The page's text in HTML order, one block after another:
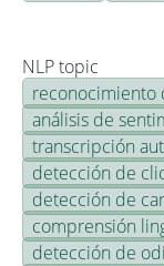
NLP topic
reconocimiento
análisis de
transcripción
detección de
detección de
comprensión
detección de